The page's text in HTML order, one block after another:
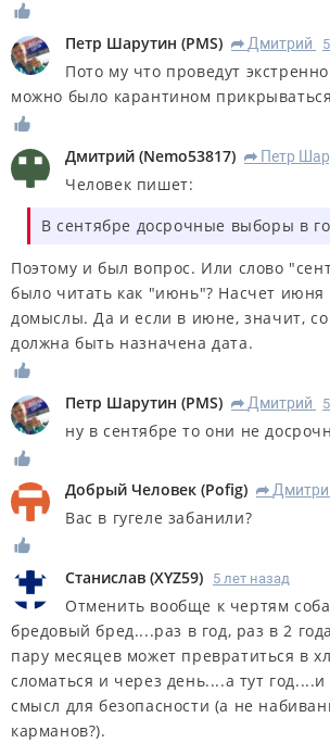
Петр Шарутин (PMS) R Дмитрий
Пото му что проведут
можно было карантином прикрываться
Дмитрий (Nemo53817) R Петр
Человек пишет:
В сентябре досрочные выборы в
Поэтому и был вопрос. Или слово
было читать как "июнь"? Насчет июня
домыслы. Да и если в июне, значит,
должна быть назначена дата.
Петр Шарутин (PMS) R Дмитрий
ну в сентябре то они не
Добрый Человек (Pofig) R
Вас в гугеле забанили?
Станислав (XYZ59) 5 лет назад
Отменить вообще к чертям
бредовый бред....раз в год, раз в 2
пару месяцев может превратиться в
сломаться и через день....а тут
смысл для безопасности (а не
карманов?).